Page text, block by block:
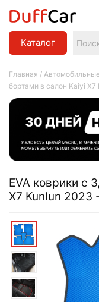
Каталог
Главная /
бортами в салон Kaiyi X7
EVA коврики c
X7 Kunlun 2023